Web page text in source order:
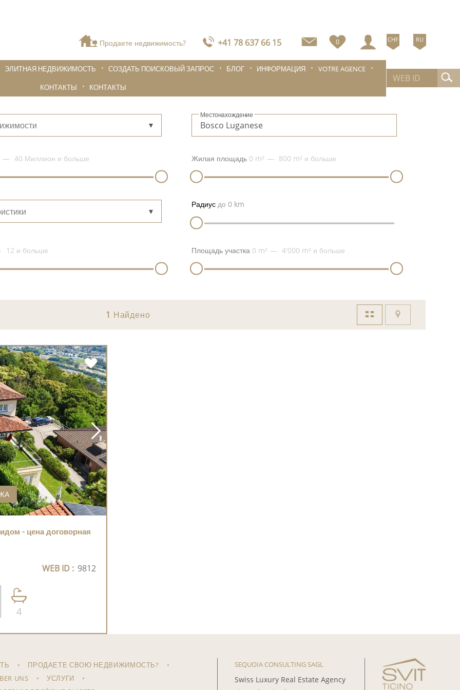
Продаете недвижимость? +41 78 637 66 15 0 CHF RU
ЭЛИТНАЯ НЕДВИЖИМОСТЬ СОЗДАТЬ ПОИСКОВЫЙ ЗАПРОС БЛОГ ИНФОРМАЦИЯ
VOTRE AGENCE
КОНТАКТЫ
КОНТАКТЫ
Местонахождение
40 Миллион и больше Жилая площадь 0 m² 800 m² и больше
Радиусдо 0 km
12 и больше Площадь участка 0 m² 4'000 m² и больше
1 Найдено
- цена договорная
WEB ID : 9812
4
ПРОДАЕТЕ СВОЮ НЕДВИЖИМОСТЬ?
UNS
УСЛУГИ
SEQUOIA CONSULTING SAGL
Swiss Luxury Real Estate Agency